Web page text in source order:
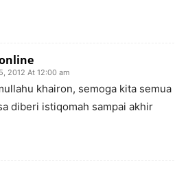
2012 At 12:00 am
khairon, semoga kita semua
diberi istiqomah sampai akhir